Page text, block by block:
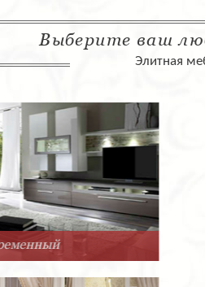
Выберите ваш
Элитная